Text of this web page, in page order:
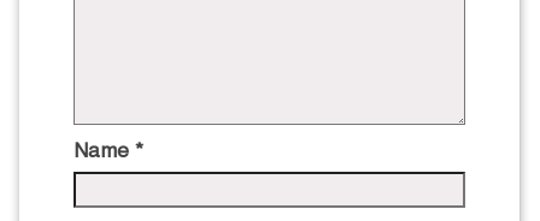
Name *